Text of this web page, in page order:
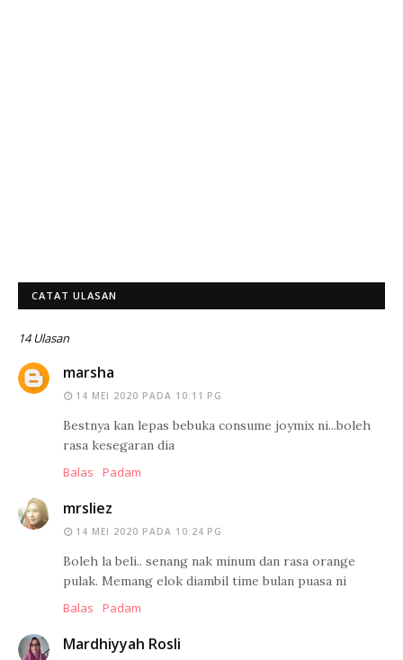
CATAT ULASAN
14 Ulasan
marsha
14 MEI 2020 PADA 10:11 PG
Bestnya kan lepas bebuka consume joymix ni...boleh
rasa kesegaran dia
Balas
Padam
mrsliez
14 MEI 2020 PADA 10:24 PG
Boleh la beli.. senang nak minum dan rasa orange
pulak. Memang elok diambil time bulan puasa ni
Balas
Padam
Mardhiyyah Rosli